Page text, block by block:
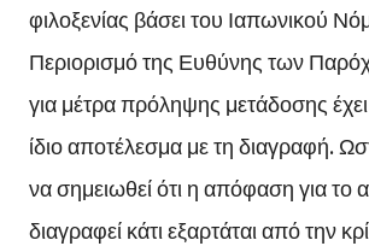
φιλοξενίας βάσει του Ιαπωνικού
Περιορισμό της Ευθύνης των
για μέτρα πρόληψης μετάδοσης
ίδιο αποτέλεσμα με τη διαγραφή.
να σημειωθεί ότι η απόφαση για το
διαγραφεί κάτι εξαρτάται από την